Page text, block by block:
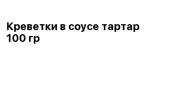
Креветки в соусе тартар
100 гр